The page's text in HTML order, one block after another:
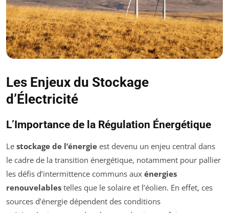
Les Enjeux du Stockage
d’Électricité
L’Importance de la Régulation Énergétique
Le stockage de l’énergie est devenu un enjeu central dans
le cadre de la transition énergétique, notamment pour pallier
les défis d’intermittence communs aux énergies
renouvelables telles que le solaire et l’éolien. En effet, ces
sources d’énergie dépendent des conditions